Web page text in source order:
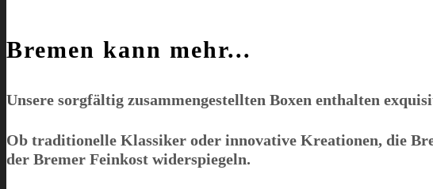
Bremen kann mehr...
Unsere sorgfältig zusammengestellten Boxen enthalten
Ob traditionelle Klassiker oder innovative Kreationen, die
der Bremer Feinkost widerspiegeln.